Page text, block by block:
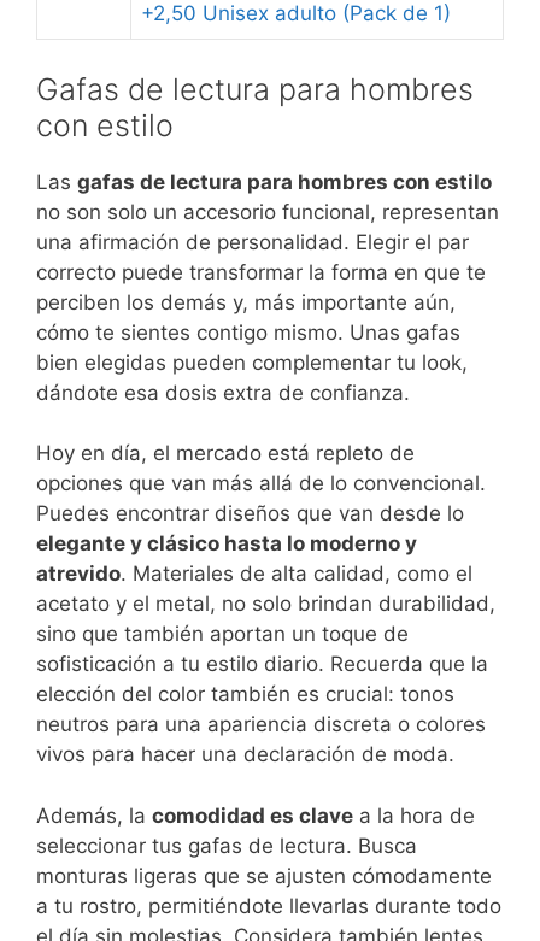
+2,50 Unisex adulto (Pack de 1)
Gafas de lectura para hombres
con estilo
Las gafas de lectura para hombres con estilo
no son solo un accesorio funcional, representan
una afirmación de personalidad. Elegir el par
correcto puede transformar la forma en que te
perciben los demás y, más importante aún,
cómo te sientes contigo mismo. Unas gafas
bien elegidas pueden complementar tu look,
dándote esa dosis extra de confianza.
Hoy en día, el mercado está repleto de
opciones que van más allá de lo convencional.
Puedes encontrar diseños que van desde lo
elegante y clásico hasta lo moderno y
atrevido. Materiales de alta calidad, como el
acetato y el metal, no solo brindan durabilidad,
sino que también aportan un toque de
sofisticación a tu estilo diario. Recuerda que la
elección del color también es crucial: tonos
neutros para una apariencia discreta o colores
vivos para hacer una declaración de moda.
Además, la comodidad es clave a la hora de
seleccionar tus gafas de lectura. Busca
monturas ligeras que se ajusten cómodamente
a tu rostro, permitiéndote llevarlas durante todo
el día sin molestias. Considera también lentes